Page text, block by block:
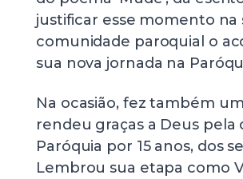
justificar esse momento na
comunidade paroquial o
sua nova jornada na
Na ocasião, fez também
rendeu graças a Deus
Paróquia por 15 anos, dos
Lembrou sua etapa como